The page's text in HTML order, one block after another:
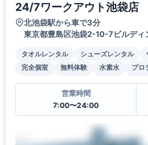
24/7ワークアウト池袋店
北池袋駅から車で3分
東京都豊島区池袋2-10-7ビルディ
タオルレンタル シューズレンタル
完全個室
無料体験 水素水 プロ
営業時間
7:00〜24:00